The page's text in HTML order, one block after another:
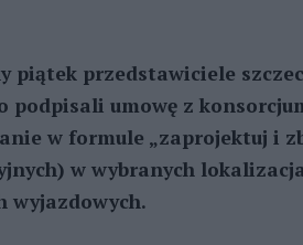
piątek przedstawiciele
podpisali umowę z
w formule „zaprojektuj i
w wybranych
wyjazdowych.